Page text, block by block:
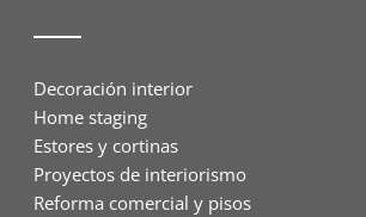
Decoración interior
Home staging
Estores y cortinas
Proyectos de interiorismo
Reforma comercial y pisos